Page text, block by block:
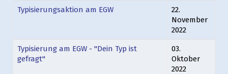
Typisierungsaktion am EGW
22.
November
2022
Typisierung am EGW - "Dein Typ ist
gefragt"
03.
Oktober
2022